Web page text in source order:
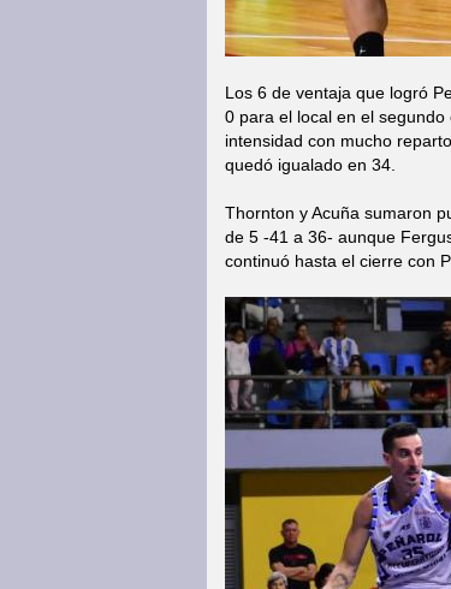
Los 6 de ventaja que logró
0 para el local en el
intensidad con mucho
quedó igualado en 34.
Thornton y Acuña sumaron
de 5 -41 a 36- aunque
continuó hasta el cierre con